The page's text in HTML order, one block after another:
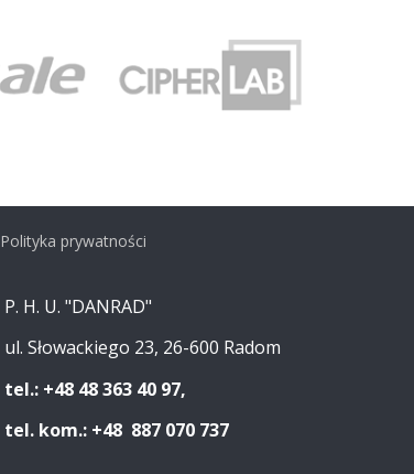
Polityka prywatności
P. H. U. "DANRAD"
ul. Słowackiego 23, 26-600 Radom
tel.: +48 48 363 40 97,
tel. kom.: +48 887 070 737